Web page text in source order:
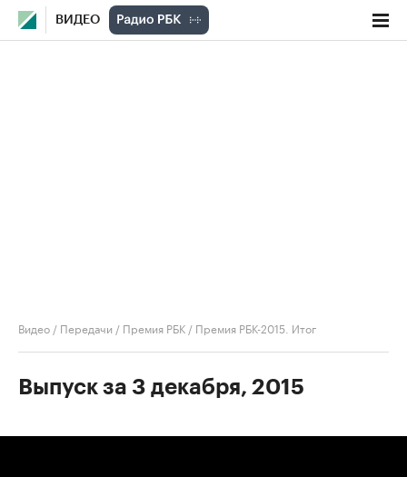
ВИДЕО
Видео / Передачи / Премия РБК / Премия РБК-2015. Итог
Выпуск за 3 декабря, 2015